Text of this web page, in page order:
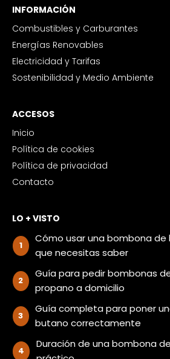
INFORMACIÓN
Combustibles y Carburantes
Energías Renovables
Electricidad y Tarifas
Sostenibilidad y Medio Ambiente
ACCESOS
Inicio
Política de cookies
Política de privacidad
Contacto
LO + VISTO
Cómo usar una bombona
que necesitas saber
Guía para pedir bombonas
propano a domicilio
Guía completa para poner
butano correctamente
Duración de una bombona